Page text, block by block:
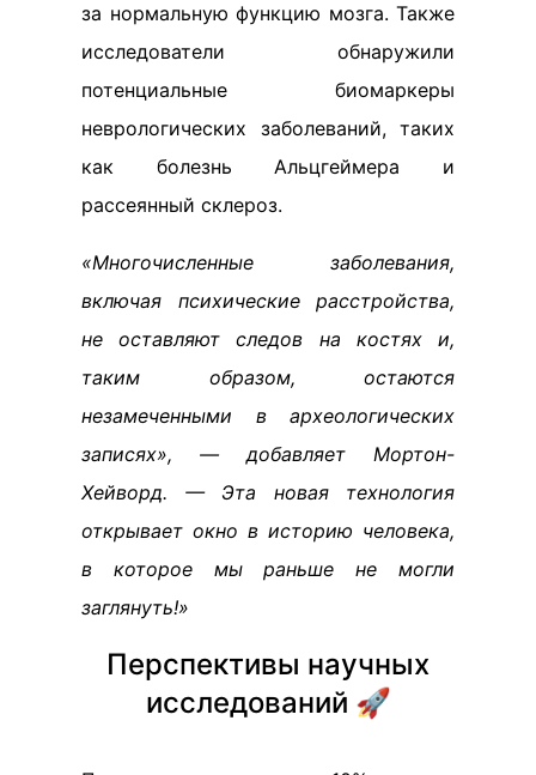
за нормальную функцию мозга. Также
исследователи обнаружили
потенциальные биомаркеры
неврологических заболеваний, таких
как болезнь Альцгеймера и
рассеянный склероз.
«Многочисленные заболевания,
включая психические расстройства,
не оставляют следов на костях и,
таким образом, остаются
незамеченными в археологических
записях», — добавляет Мортон-
Хейворд. — Эта новая технология
открывает окно в историю человека,
в которое мы раньше не могли
заглянуть!»
Перспективы научных
исследований 🚀